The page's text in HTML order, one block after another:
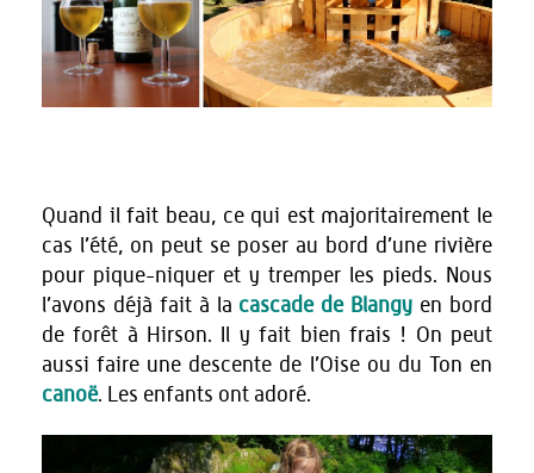
Quand il fait beau, ce qui est majoritairement le
cas l’été, on peut se poser au bord d’une rivière
pour pique-niquer et y tremper les pieds. Nous
l’avons déjà fait à la cascade de Blangy en bord
de forêt à Hirson. Il y fait bien frais ! On peut
aussi faire une descente de l’Oise ou du Ton en
canoë. Les enfants ont adoré.